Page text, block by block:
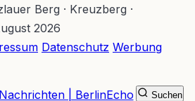
Berg · Kreuzberg ·
2026
Datenschutz Werbung
Suchen